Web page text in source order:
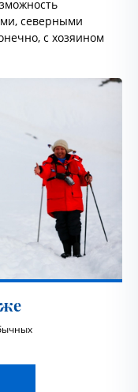
северными
с хозяином